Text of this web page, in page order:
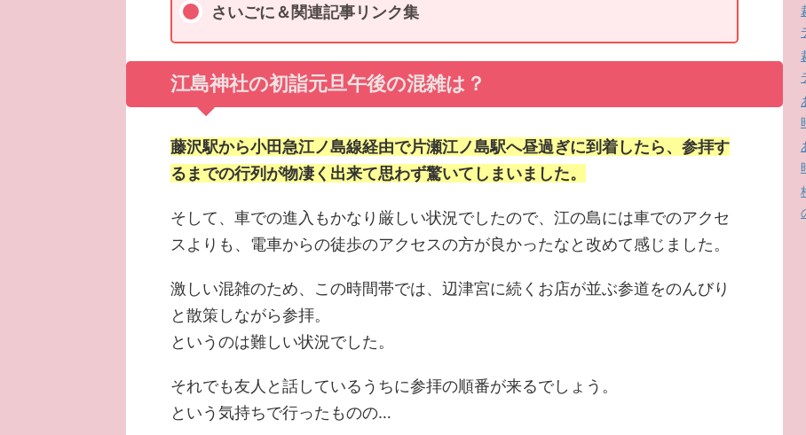
さいごに＆関連記事リンク集
江島神社の初詣元旦午後の混雑は？
藤沢駅から小田急江ノ島線経由で片瀬江ノ島駅へ昼過ぎに到着したら、参拝す
るまでの行列が物凄く出来て思わず驚いてしまいました。
そして、車での進入もかなり厳しい状況でしたので、江の島には車でのアクセ
スよりも、電車からの徒歩のアクセスの方が良かったなと改めて感じました。
激しい混雑のため、この時間帯では、辺津宮に続くお店が並ぶ参道をのんびり
と散策しながら参拝。
というのは難しい状況でした。
それでも友人と話しているうちに参拝の順番が来るでしょう。
という気持ちで行ったものの…